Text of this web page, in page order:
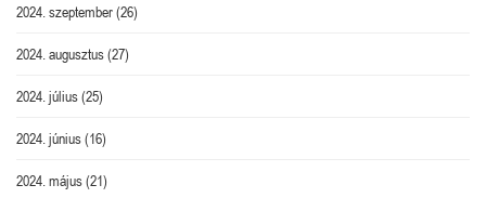
2024. szeptember(26)
2024. augusztus(27)
2024. július(25)
2024. június(16)
2024. május(21)